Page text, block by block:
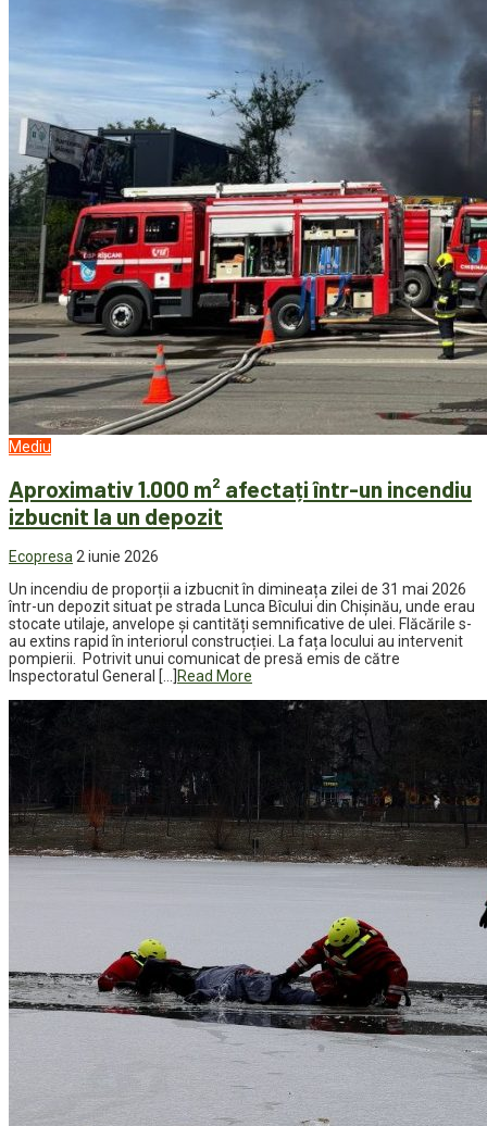
Mediu
Aproximativ 1.000 m² afectați într-un incendiu
izbucnit la un depozit
Ecopresa 2 iunie 2026
Un incendiu de proporții a izbucnit în dimineața zilei de 31 mai 2026
într-un depozit situat pe strada Lunca Bîcului din Chișinău, unde erau
stocate utilaje, anvelope și cantități semnificative de ulei. Flăcările s-
au extins rapid în interiorul construcției. La fața locului au intervenit
pompierii. Potrivit unui comunicat de presă emis de către
Inspectoratul General […]
Read More